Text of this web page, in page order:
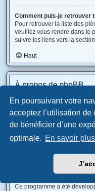
En poursuivant votre
acceptez l’utilisation
de bénéficier d’une
optimale. En savoir
Comment puis-je retrouver
Pour retrouver la liste des
veuillez vous rendre dans le
suivre les liens vers la
Haut
À propos de phpBB
Qui a développé ce logiciel
Ce programme (dans sa
phpBB Limited
, qui en est le
accessible sous la « Licence
2.0) » et peut être distribué
veuillez consulter la rubrique
Ce programme a été